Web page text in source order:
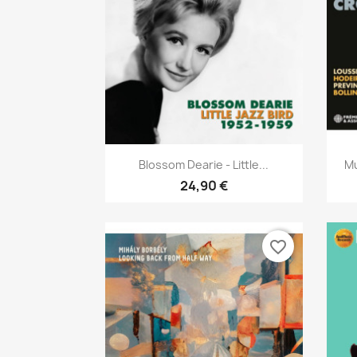
Aperçu rapide
Blossom Dearie - Little...
24,90 €
favorite_border